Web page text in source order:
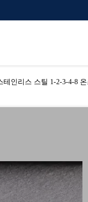
테인리스 스틸 1-2-3-4-8